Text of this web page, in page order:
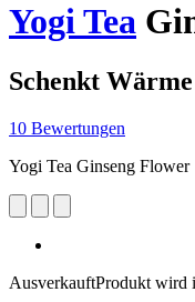
Yogi Tea
Schenkt
10 Bewertungen
Yogi Tea Ginseng Flower
AusverkauftProdukt wird